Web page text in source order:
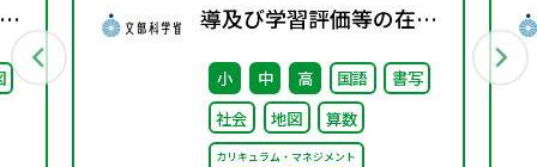
導及び学習評価等の在り
方に関する有識者検討会
の論点整理を掲載しまし
た
小 中 高 国語
書写
社会
地図 算数
カリキュラム・マネジメント